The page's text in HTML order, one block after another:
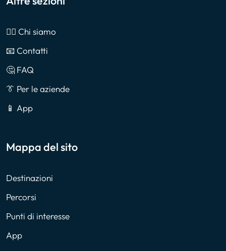
🙎‍♂️ Chi siamo
📧 Contatti
🤔 FAQ
👔 Per le aziende
📱 App
Mappa del sito
Destinazioni
Percorsi
Punti di interesse
App